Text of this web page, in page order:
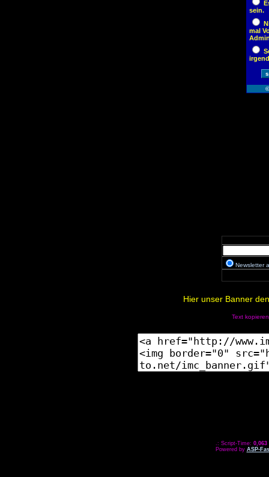
Newsletter
Hier unser Banner
Text
.: Script-Time: 0,063
Powered by ASP-